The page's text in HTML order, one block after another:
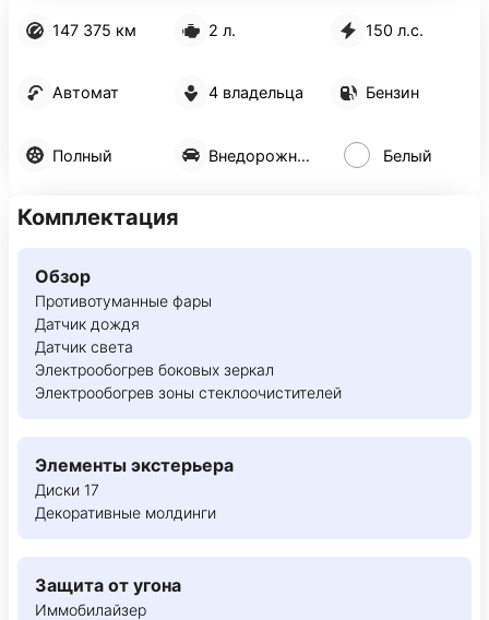
147 375 км 2 л. 150 л.с.
Автомат 4 владельца Бензин
Полный Внедорожник 5 дв. Белый
Комплектация
Обзор
Противотуманные фары
Датчик дождя
Датчик света
Электрообогрев боковых зеркал
Электрообогрев зоны стеклоочистителей
Элементы экстерьера
Диски 17
Декоративные молдинги
Защита от угона
Иммобилайзер